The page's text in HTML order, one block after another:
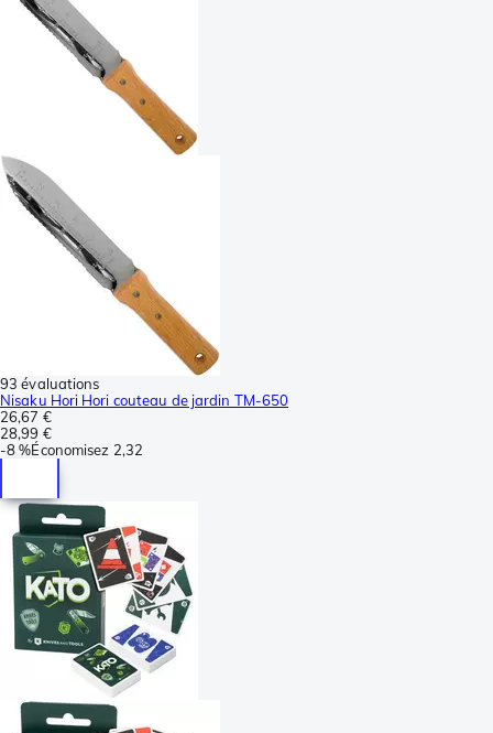
93 évaluations
Nisaku Hori Hori couteau de jardin TM-650
26,67 €
28,99 €
-8 %Économisez 2,32